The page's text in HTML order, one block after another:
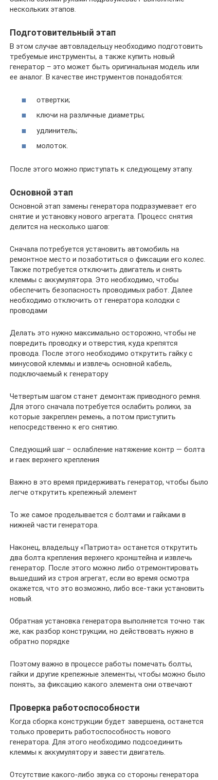
нескольких этапов.
Подготовительный этап
В этом случае автовладельцу необходимо подготовить
требуемые инструменты, а также купить новый
генератор – это может быть оригинальная модель или
ее аналог. В качестве инструментов понадобятся:
отвертки;
ключи на различные диаметры;
удлинитель;
молоток.
После этого можно приступать к следующему этапу.
Основной этап
Основной этап замены генератора подразумевает его
снятие и установку нового агрегата. Процесс снятия
делится на несколько шагов:
Сначала потребуется установить автомобиль на
ремонтное место и позаботиться о фиксации его колес.
Также потребуется отключить двигатель и снять
клеммы с аккумулятора. Это необходимо, чтобы
обеспечить безопасность проводимых работ. Далее
необходимо отключить от генератора колодки с
проводами
Делать это нужно максимально осторожно, чтобы не
повредить проводку и отверстия, куда крепятся
провода. После этого необходимо открутить гайку с
минусовой клеммы и извлечь основной кабель,
подключаемый к генератору
Четвертым шагом станет демонтаж приводного ремня.
Для этого сначала потребуется ослабить ролики, за
которые закреплен ремень, а потом приступить
непосредственно к его снятию.
Следующий шаг – ослабление натяжение контр — болта
и гаек верхнего крепления
Важно в это время придерживать генератор, чтобы было
легче открутить крепежный элемент
То же самое проделывается с болтами и гайками в
нижней части генератора.
Наконец, владельцу «Патриота» останется открутить
два болта крепления верхнего кронштейна и извлечь
генератор. После этого можно либо отремонтировать
вышедший из строя агрегат, если во время осмотра
окажется, что это возможно, либо все-таки установить
новый.
Обратная установка генератора выполняется точно так
же, как разбор конструкции, но действовать нужно в
обратно порядке
Поэтому важно в процессе работы помечать болты,
гайки и другие крепежные элементы, чтобы можно было
понять, за фиксацию какого элемента они отвечают
Проверка работоспособности
Когда сборка конструкции будет завершена, останется
только проверить работоспособность нового
генератора. Для этого необходимо подсоединить
клеммы к аккумулятору и завести двигатель.
Отсутствие какого-либо звука со стороны генератора